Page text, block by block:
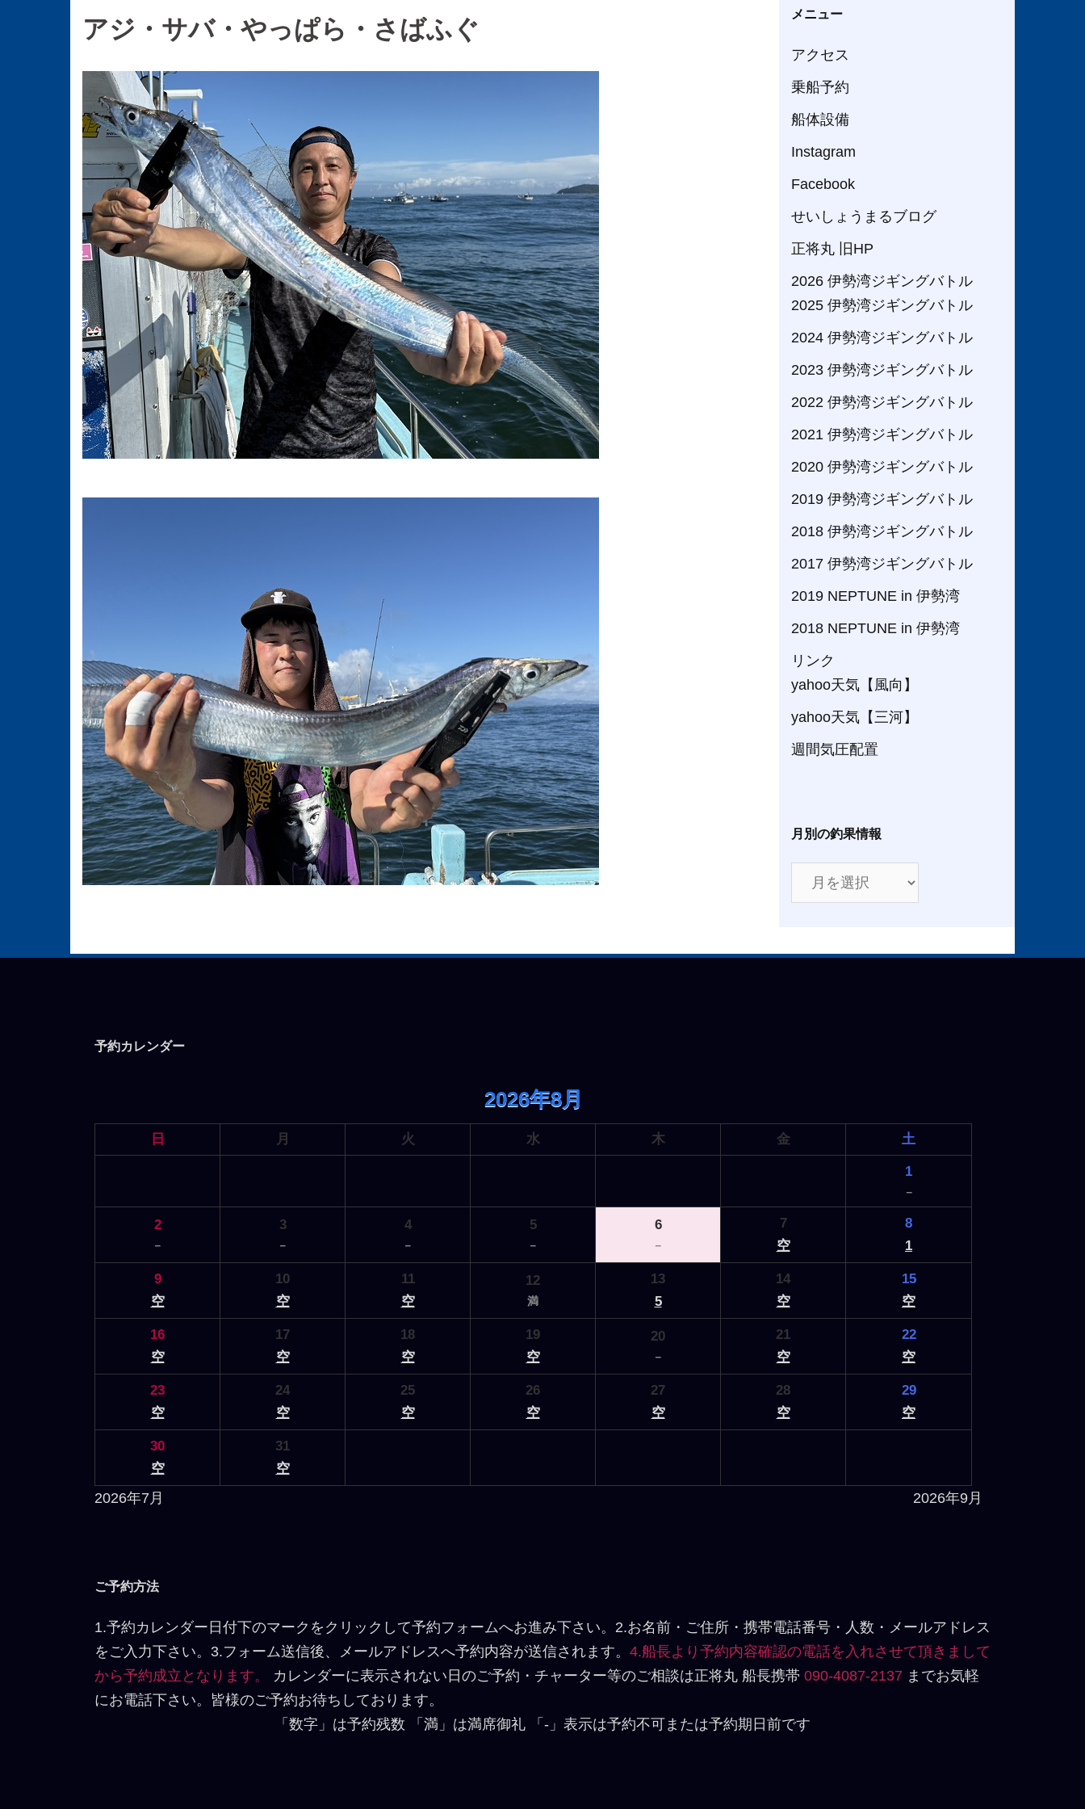
アジ・サバ・やっぱら・さばふぐ
メニュー
アクセス
乗船予約
船体設備
Instagram
Facebook
せいしょうまるブログ
正将丸 旧HP
2026 伊勢湾ジギングバトル
2025 伊勢湾ジギングバトル
2024 伊勢湾ジギングバトル
2023 伊勢湾ジギングバトル
2022 伊勢湾ジギングバトル
2021 伊勢湾ジギングバトル
2020 伊勢湾ジギングバトル
2019 伊勢湾ジギングバトル
2018 伊勢湾ジギングバトル
2017 伊勢湾ジギングバトル
2019 NEPTUNE in 伊勢湾
2018 NEPTUNE in 伊勢湾
リンク
yahoo天気【風向】
yahoo天気【三河】
週間気圧配置
月別の釣果情報
別
予約カレンダー
2026年8月
日 月 火 水 木 金 土
1
－
2
－
3
－
4
－
5
－
6
－
7
空
8
1
9
空
10
空
11
空
12
満
13
5
14
空
15
空
16
空
17
空
18
空
19
空
20
－
21
空
22
空
23
空
24
空
25
空
26
空
27
空
28
空
29
空
30
空
31
空
2026年7月 2026年9月
ご予約方法
1.予約カレンダー日付下のマークをクリックして予約フォームへお進み下さい。2.お名前・ご住所・携帯電話番号・人数・メールアドレス
をご入力下さい。3.フォーム送信後、メールアドレスへ予約内容が送信されます。 4.船長より予約内容確認の電話を入れさせて頂きまして
から予約成立となります。
カレンダーに表示されない日のご予約・チャーター等のご相談は正将丸 船長携帯 090-4087-2137 までお気軽
にお電話下さい。皆様のご予約お待ちしております。
「数字」は予約残数 「満」は満席御礼 「-」表示は予約不可または予約期日前です